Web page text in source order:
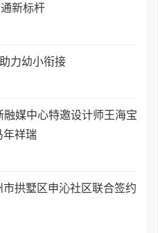
新标杆
力幼小衔接
媒中心特邀设计师王海宝
年祥瑞
拱墅区申沁社区联合签约